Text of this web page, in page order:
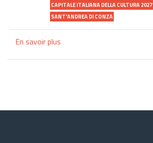
CAPITALE ITALIANA DELLA CULTURA 2027
SANT'ANDREA DI CONZA
En savoir plus
la